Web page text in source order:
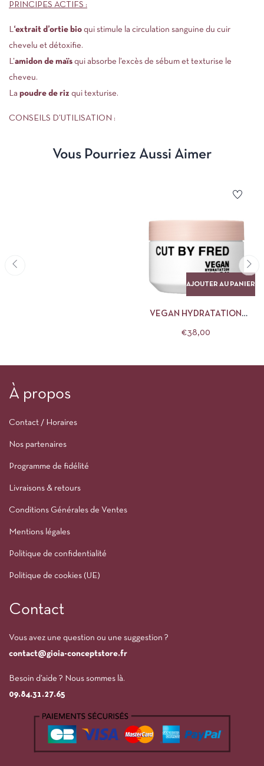
PRINCIPES ACTIFS :
L‘extrait d’ortie bio qui stimule la circulation sanguine du cuir
chevelu et détoxifie.
L’amidon de maïs qui absorbe l’excès de sébum et texturise le
cheveu.
La poudre de riz qui texturise.
CONSEILS D’UTILISATION :
Vous Pourriez Aussi Aimer
AJOUTER AU PANIER
VEGAN HYDRATATION
€38,00
À propos
Contact / Horaires
Nos partenaires
Programme de fidélité
Livraisons & retours
Conditions Générales de Ventes
Mentions légales
Politique de confidentialité
Politique de cookies (UE)
Contact
Vous avez une question ou une suggestion ?
contact@gioia-conceptstore.fr
Besoin d’aide ? Nous sommes là.
09.84.31.27.65